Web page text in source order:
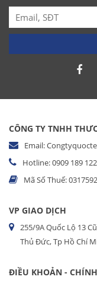
CÔNG TY TNHH
Email:
Hotline: 0909 189
Mã Số Thuế:
VP GIAO DỊCH
255/9A Quốc Lộ 13
Thủ Đức, Tp Hồ Chí
ĐIỀU KHOẢN -